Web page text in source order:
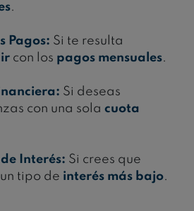
.
Pagos: Si te resulta
con los pagos mensuales.
Si deseas
con una sola cuota
Interés: Si crees que
tipo de interés más bajo.